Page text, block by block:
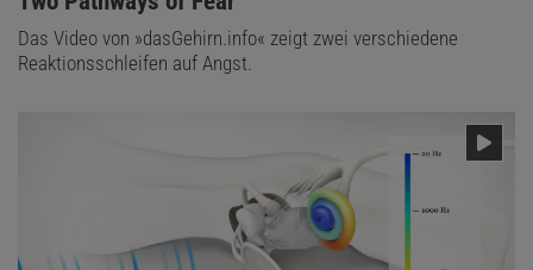
Das Video von »dasGehirn.info« zeigt zwei verschiedene
Reaktionsschleifen auf Angst.